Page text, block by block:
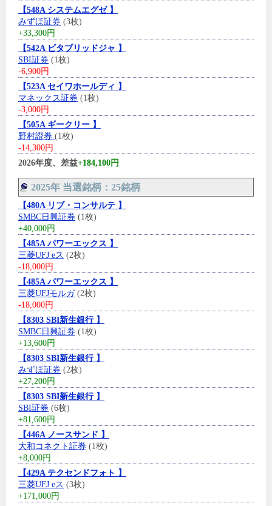
【548A システムエグゼ 】
みずほ証券 (3枚)
+33,300円
【542A ビタブリッドジャ 】
SBI証券 (1枚)
-6,900円
【523A セイワホールディ 】
マネックス証券 (1枚)
-3,000円
【505A ギークリー 】
野村證券 (1枚)
-14,300円
2026年度、差益+184,100円
2025年 当選銘柄：25銘柄
【480A リブ・コンサルテ 】
SMBC日興証券 (1枚)
+40,000円
【485A パワーエックス 】
三菱UFJ eス (2枚)
-18,000円
【485A パワーエックス 】
三菱UFJモルガ(2枚)
-18,000円
【8303 SBI新生銀行 】
SMBC日興証券 (1枚)
+13,600円
【8303 SBI新生銀行 】
みずほ証券 (2枚)
+27,200円
【8303 SBI新生銀行 】
SBI証券 (6枚)
+81,600円
【446A ノースサンド 】
大和コネクト証券 (1枚)
+8,000円
【429A テクセンドフォト 】
三菱UFJ eス (3枚)
+171,000円